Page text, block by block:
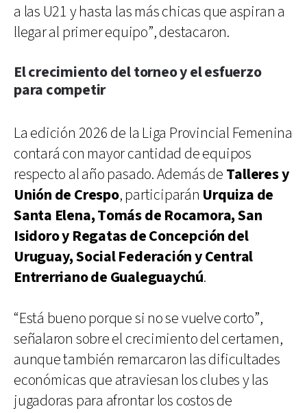
a las U21 y hasta las más chicas que aspiran a
llegar al primer equipo”, destacaron.
El crecimiento del torneo y el esfuerzo
para competir
La edición 2026 de la Liga Provincial Femenina
contará con mayor cantidad de equipos
respecto al año pasado. Además de Talleres y
Unión de Crespo, participarán Urquiza de
Santa Elena, Tomás de Rocamora, San
Isidoro y Regatas de Concepción del
Uruguay, Social Federación y Central
Entrerriano de Gualeguaychú.
“Está bueno porque si no se vuelve corto”,
señalaron sobre el crecimiento del certamen,
aunque también remarcaron las dificultades
económicas que atraviesan los clubes y las
jugadoras para afrontar los costos de